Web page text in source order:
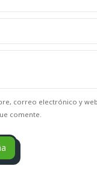
correo electrónico y
comente.